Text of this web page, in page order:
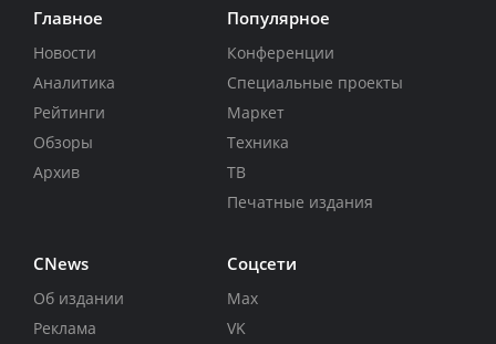
Главное
Новости
Аналитика
Рейтинги
Обзоры
Архив
Популярное
Конференции
Специальные проекты
Маркет
Техника
ТВ
Печатные издания
CNews
Об издании
Реклама
Соцсети
Max
VK